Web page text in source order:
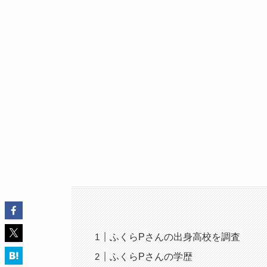
ふくらPさんの出身高校を調査
ふくらPさんの学歴